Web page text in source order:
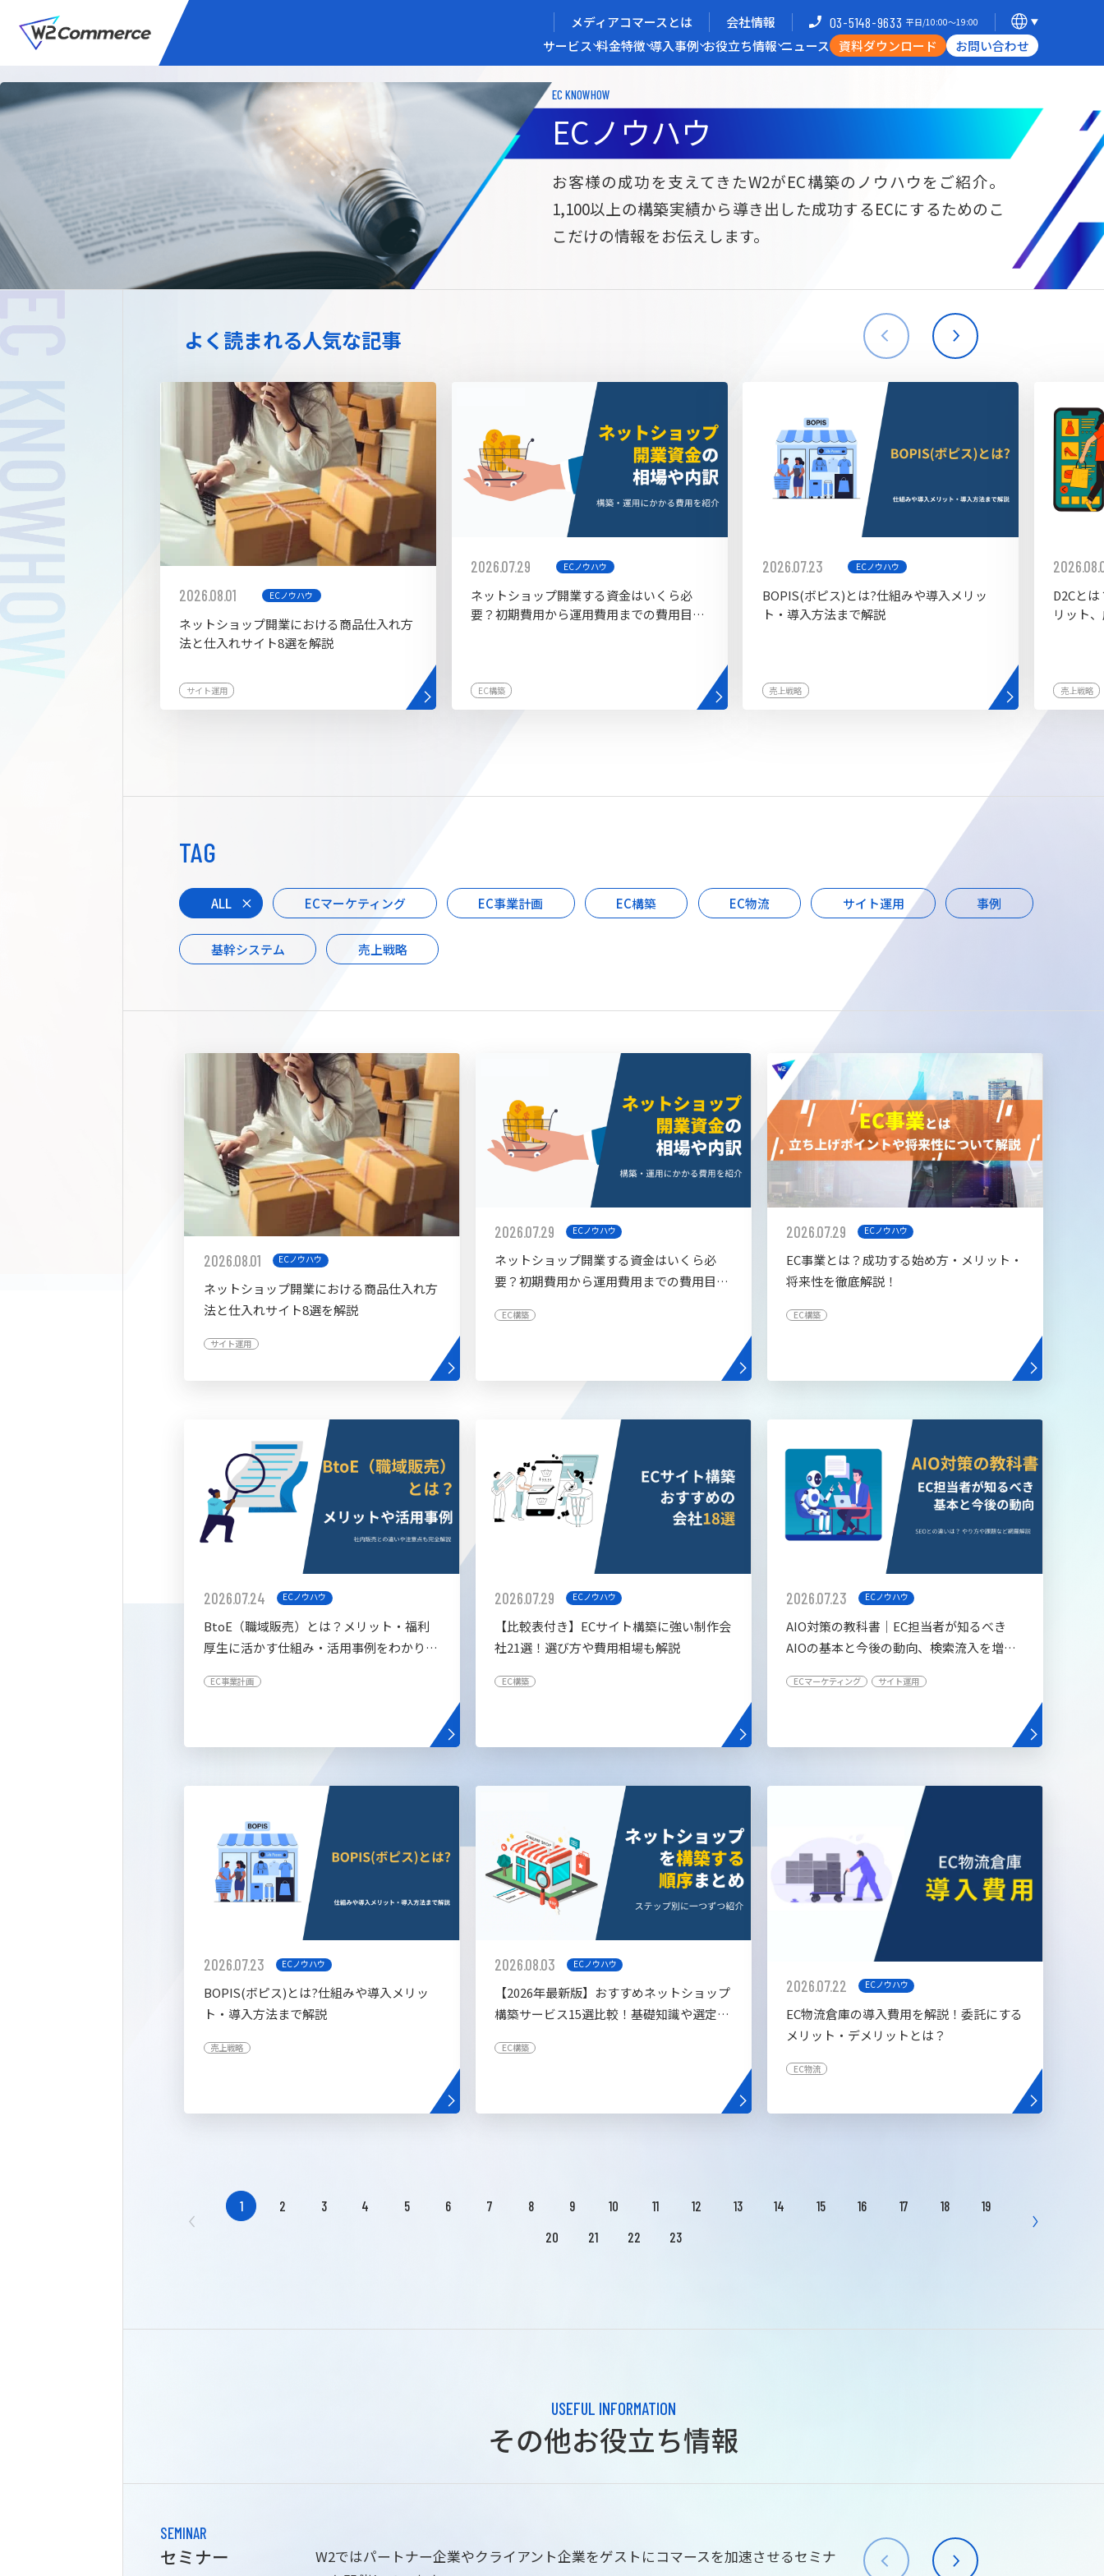
メディアコマースとは 会社情報 03-5148-9633 平日/10:00〜19:00
サービス 料金特徴 導入事例 お役立ち情報 ニュース 資料ダウンロード お問い合わせ
メディアコマースを実現する
サービス
BtoC向けECサイト構築
W2Commerce
Unified
サブスク/定期通販ECサイト構築
Commerce
BtoB向けECサイト構築
W2Commerce
海外進出・現地ECサイト構築
拡張プラグイン一覧 AIカスタマイズ開発 AI buddy
メディアコマースとは 選ばれる理由 開発力/支援体制
導入企業インタビュー
お役立ち資料
EC KNOWHOW
ECノウハウ
お客様の成功を支えてきたW2がEC構築のノウハウをご紹介。
1,100以上の構築実績から導き出した成功するECにするためのこ
こだけの情報をお伝えします。
よく読まれる人気な記事
2026.08.01 ECノウハウ
ネットショップ開業における商品仕入れ方
法と仕入れサイト8選を解説
サイト運用
2026.07.29 ECノウハウ
ネットショップ開業する資金はいくら必
要？初期費用から運用費用までの費用目安
EC構築
2026.07.23 ECノウハウ
BOPIS(ボピス)とは?仕組みや導入メリッ
ト・導入方法まで解説
売上戦略
D2Cと
リット
売上戦略
TAG
ALL ECマーケティング EC事業計画 EC構築 EC物流 サイト運用 事例
基幹システム 売上戦略
2026.08.01 ECノウハウ
ネットショップ開業における商品仕入れ方
法と仕入れサイト8選を解説
サイト運用
2026.07.29 ECノウハウ
ネットショップ開業する資金はいくら必
要？初期費用から運用費用までの費用目安
EC構築
2026.07.29 ECノウハウ
EC事業とは？成功する始め方・メリット・
将来性を徹底解説！
EC構築
2026.07.24 ECノウハウ
BtoE（職域販売）とは？メリット・福利
厚生に活かす仕組み・活用事例をわかりや
EC事業計画
2026.07.29 ECノウハウ
【比較表付き】ECサイト構築に強い制作会
社21選！選び方や費用相場も解説
EC構築
2026.07.23 ECノウハウ
AIO対策の教科書│EC担当者が知るべき
AIOの基本と今後の動向、検索流入を増や
ECマーケティング サイト運用
2026.07.23 ECノウハウ
BOPIS(ボピス)とは?仕組みや導入メリッ
ト・導入方法まで解説
売上戦略
2026.08.03 ECノウハウ
【2026年最新版】おすすめネットショップ
構築サービス15選比較！基礎知識や選定基
EC構築
2026.07.22 ECノウハウ
EC物流倉庫の導入費用を解説！委託にする
メリット・デメリットとは？
EC物流
1 2 3 4 5 6 7 8 9 10 11 12 13 14 15 16 17 18
19
20
21 22 23
USEFUL INFORMATION
その他お役立ち情報
SEMINAR
セミナー
W2ではパートナー企業やクライアント企業をゲストにコマースを加速させるセミナ